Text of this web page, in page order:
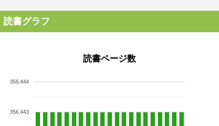
読書グラフ
読書ページ数
356,443
356,444